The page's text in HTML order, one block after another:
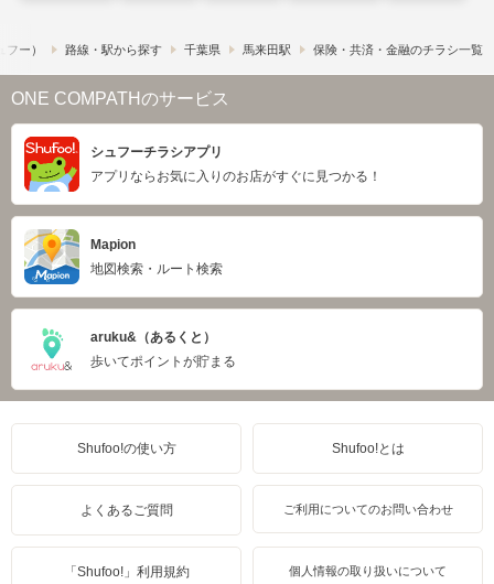
ー） 路線・駅から探す 千葉県 馬来田駅 保険・共済・金融のチラシ一覧
ONE COMPATHのサービス
シュフーチラシアプリ
アプリならお気に入りのお店がすぐに見つかる！
Mapion
地図検索・ルート検索
aruku&（あるくと）
歩いてポイントが貯まる
Shufoo!の使い方 Shufoo!とは
よくあるご質問 ご利用についてのお問い合わせ
「Shufoo!」利用規約 個人情報の取り扱いについて